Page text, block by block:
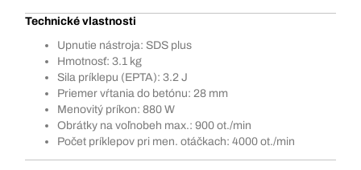
Technické vlastnosti
Upnutie nástroja: SDS plus
Hmotnosť: 3.1 kg
Sila príklepu (EPTA): 3.2 J
Priemer vŕtania do betónu: 28 mm
Menovitý príkon: 880 W
Obrátky na voľnobeh max.: 900 ot./min
Počet príklepov pri men. otáčkach: 4000 ot./min